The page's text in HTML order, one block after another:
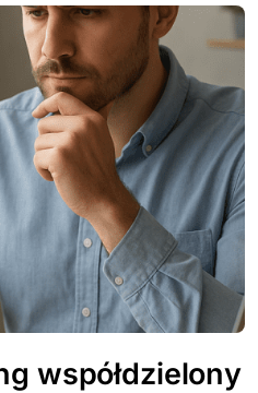
współdzielony